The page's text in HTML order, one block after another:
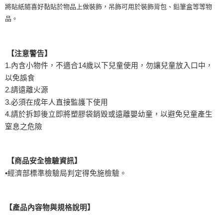
將貼紙隨喜好黏貼於物品上做裝飾，吊飾可用於裝飾背包、鉛筆盒等等物
品。
【注意警告】
1.內含小物件，不適合14歲以下兒童使用，勿讓兒童放入口中，
以免誤食
2.請遠離火源
3.必須在成年人直接監護下使用
4.請於拆卸後立即將塑膠袋銷毀或遠離嬰幼童，以避免兒童產生
窒息之危險
【商品安全檢驗資訊】
•經濟部標準檢驗局判定得免施檢驗。
【產品內容物與規格說明】